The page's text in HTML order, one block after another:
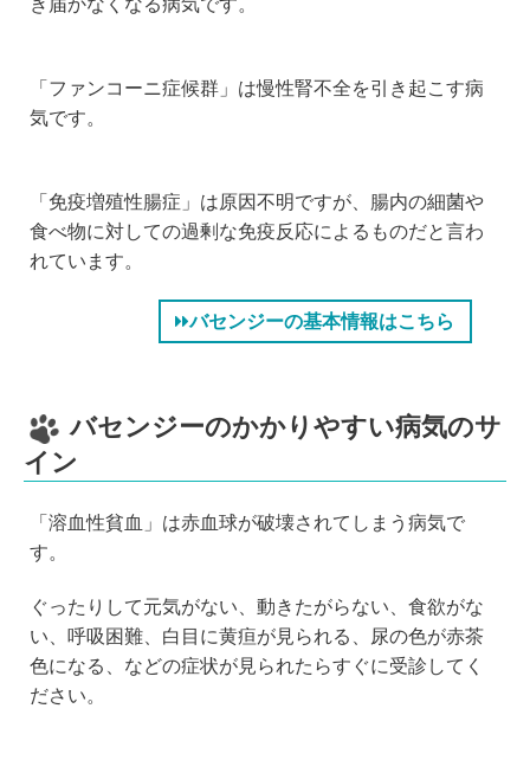
き届かなくなる病気です。
「ファンコーニ症候群」は慢性腎不全を引き起こす病
気です。
「免疫増殖性腸症」は原因不明ですが、腸内の細菌や
食べ物に対しての過剰な免疫反応によるものだと言わ
れています。
バセンジーの基本情報はこちら
バセンジーのかかりやすい病気のサ
イン
「溶血性貧血」は赤血球が破壊されてしまう病気で
す。
ぐったりして元気がない、動きたがらない、食欲がな
い、呼吸困難、白目に黄疸が見られる、尿の色が赤茶
色になる、などの症状が見られたらすぐに受診してく
ださい。